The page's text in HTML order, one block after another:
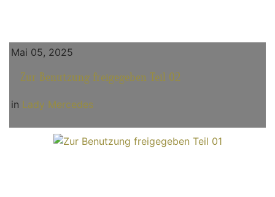
Mai 05, 2025
Zur Benutzung freigegeben Teil 02
in Lady Mercedes